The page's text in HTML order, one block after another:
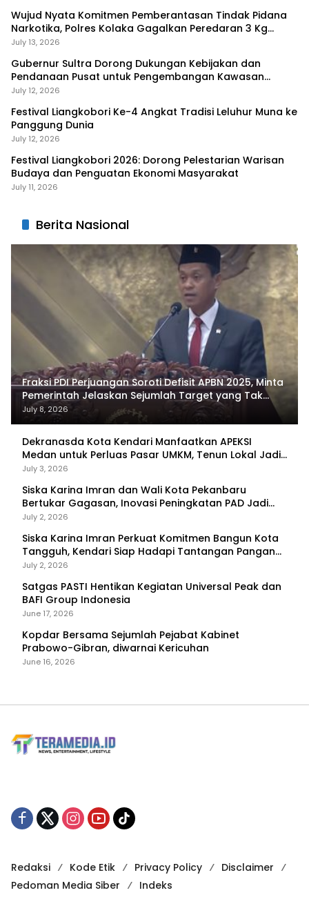
Wujud Nyata Komitmen Pemberantasan Tindak Pidana
Narkotika, Polres Kolaka Gagalkan Peredaran 3 Kg
Sabu-Sabu
July 13, 2026
Gubernur Sultra Dorong Dukungan Kebijakan dan
Pendanaan Pusat untuk Pengembangan Kawasan
Liangkobhori
July 12, 2026
Festival Liangkobori Ke-4 Angkat Tradisi Leluhur Muna ke
Panggung Dunia
July 12, 2026
Festival Liangkobori 2026: Dorong Pelestarian Warisan
Budaya dan Penguatan Ekonomi Masyarakat
July 11, 2026
Berita Nasional
Fraksi PDI Perjuangan Soroti Defisit APBN 2025, Minta
Pemerintah Jelaskan Sejumlah Target yang Tak
Tercapai
July 8, 2026
Dekranasda Kota Kendari Manfaatkan APEKSI
Medan untuk Perluas Pasar UMKM, Tenun Lokal Jadi
Primadona
July 3, 2026
Siska Karina Imran dan Wali Kota Pekanbaru
Bertukar Gagasan, Inovasi Peningkatan PAD Jadi
Fokus Diskusi
July 2, 2026
Siska Karina Imran Perkuat Komitmen Bangun Kota
Tangguh, Kendari Siap Hadapi Tantangan Pangan
dan Bencana
July 2, 2026
Satgas PASTI Hentikan Kegiatan Universal Peak dan
BAFI Group Indonesia
June 17, 2026
Kopdar Bersama Sejumlah Pejabat Kabinet
Prabowo-Gibran, diwarnai Kericuhan
June 16, 2026
Redaksi Kode Etik Privacy Policy
Disclaimer
Pedoman Media Siber
Indeks